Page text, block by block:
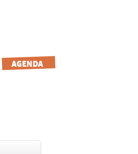
AGENDA